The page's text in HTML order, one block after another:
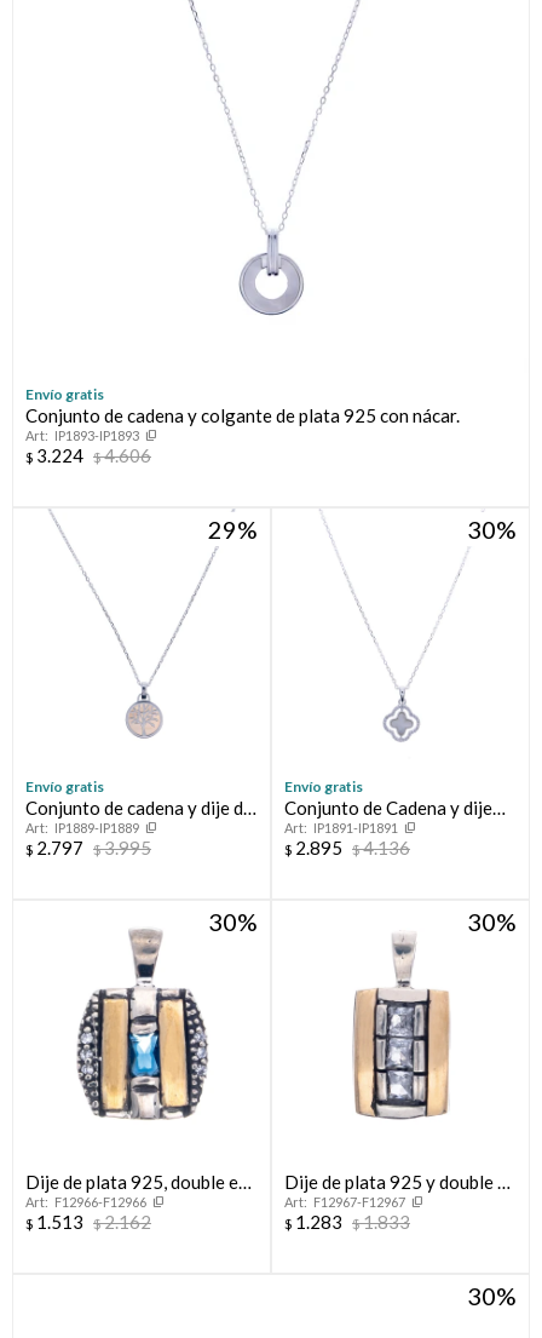
Envío gratis
Conjunto de cadena y colgante de plata 925 con nácar.
IP1893-IP1893
$ 3.224 $4.606
29
Envío gratis
Conjunto de cadena y dije de
plata 925 con nácar, ARBOL
DE LA VIDA
IP1889-IP1889
$ 2.797 $3.995
30
Envío gratis
Conjunto de Cadena y dije
con circonia FLOR
IP1891-IP1891
$ 2.895 $4.136
30
Dije de plata 925, double en
oro 18 ktes y circonias.
F12966-F12966
$ 1.513 $2.162
30
Dije de plata 925 y double en
oro 18 ktes con circonias
F12967-F12967
$ 1.283 $1.833
30